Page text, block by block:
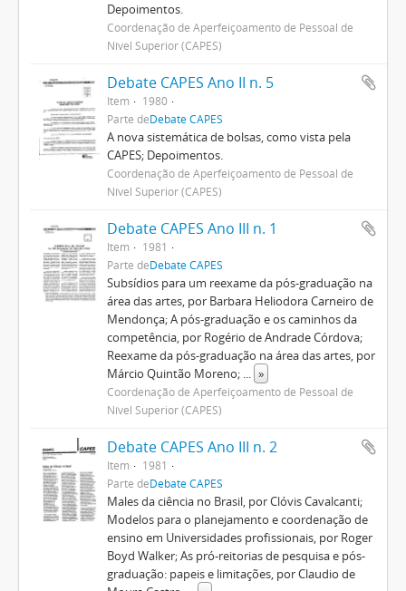
Depoimentos.
Coordenação de Aperfeiçoamento de Pessoal de
Nível Superior (CAPES)
Debate CAPES Ano II n. 5
Item
1980
Parte deDebate CAPES
A nova sistemática de bolsas, como vista pela
CAPES; Depoimentos.
Coordenação de Aperfeiçoamento de Pessoal de
Nível Superior (CAPES)
Debate CAPES Ano III n. 1
Item
1981
Parte deDebate CAPES
Subsídios para um reexame da pós-graduação na
área das artes, por Barbara Heliodora Carneiro de
Mendonça; A pós-graduação e os caminhos da
competência, por Rogério de Andrade Córdova;
Reexame da pós-graduação na área das artes, por
Márcio Quintão Moreno; ... »
Coordenação de Aperfeiçoamento de Pessoal de
Nível Superior (CAPES)
Debate CAPES Ano III n. 2
Item
1981
Parte deDebate CAPES
Males da ciência no Brasil, por Clóvis Cavalcanti;
Modelos para o planejamento e coordenação de
ensino em Universidades profissionais, por Roger
Boyd Walker; As pró-reitorias de pesquisa e pós-
graduação: papeis e limitações, por Claudio de